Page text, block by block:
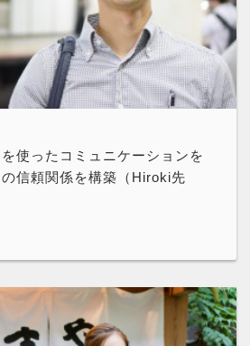
使ったコミュニケーションを
信頼関係を構築（Hiroki先